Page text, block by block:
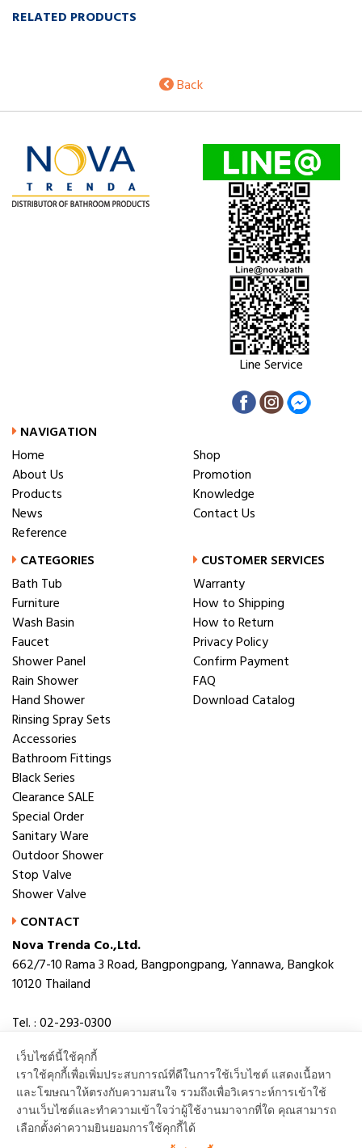
RELATED PRODUCTS
Back
Line Service
NAVIGATION
Home
About Us
Products
News
Reference
Shop
Promotion
Knowledge
Contact Us
CATEGORIES
Bath Tub
Furniture
Wash Basin
Faucet
Shower Panel
Rain Shower
Hand Shower
Rinsing Spray Sets
Accessories
Bathroom Fittings
Black Series
Clearance SALE
Special Order
Sanitary Ware
Outdoor Shower
Stop Valve
Shower Valve
CUSTOMER SERVICES
Warranty
How to Shipping
How to Return
Privacy Policy
Confirm Payment
FAQ
Download Catalog
CONTACT
Nova Trenda Co.,Ltd.
662/7-10 Rama 3 Road, Bangpongpang, Yannawa, Bangkok
10120 Thailand
Tel. : 02-293-0300
E-mail : novabath@novatrenda.co.th
เว็บไซต์นี้ใช้คุกกี้
เราใช้คุกกี้เพื่อเพิ่มประสบการณ์ที่ดีในการใช้เว็บไซต์ แสดงเนื้อหา
และโฆษณาให้ตรงกับความสนใจ รวมถึงเพื่อวิเคราะห์การเข้าใช้
งานเว็บไซต์และทำความเข้าใจว่าผู้ใช้งานมาจากที่ใด คุณสามารถ
เลือกตั้งค่าความยินยอมการใช้คุกกี้ได้